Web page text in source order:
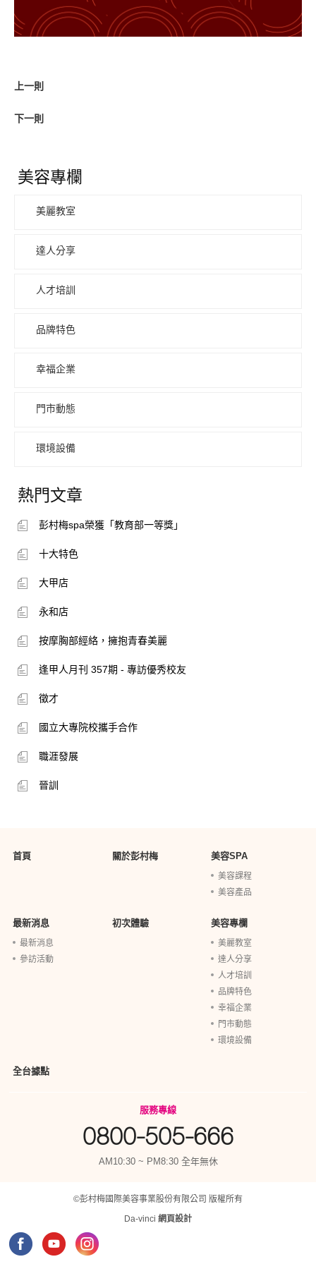
上一則
下一則
美容專欄
美麗教室
達人分享
人才培訓
品牌特色
幸福企業
門市動態
環境設備
熱門文章
彭村梅spa榮獲「教育部一等獎」
十大特色
大甲店
永和店
按摩胸部經絡，擁抱青春美麗
逢甲人月刊 357期 - 專訪優秀校友
徵才
國立大專院校攜手合作
職涯發展
晉訓
首頁 關於彭村梅 美容SPA
美容課程
美容產品
最新消息
最新消息
參訪活動
初次體驗 美容專欄
美麗教室
達人分享
人才培訓
品牌特色
幸福企業
門市動態
環境設備
全台據點
服務專線
0800-505-666
AM10:30 ~ PM8:30 全年無休
©彭村梅國際美容事業股份有限公司 版權所有
Da-vinci 網頁設計